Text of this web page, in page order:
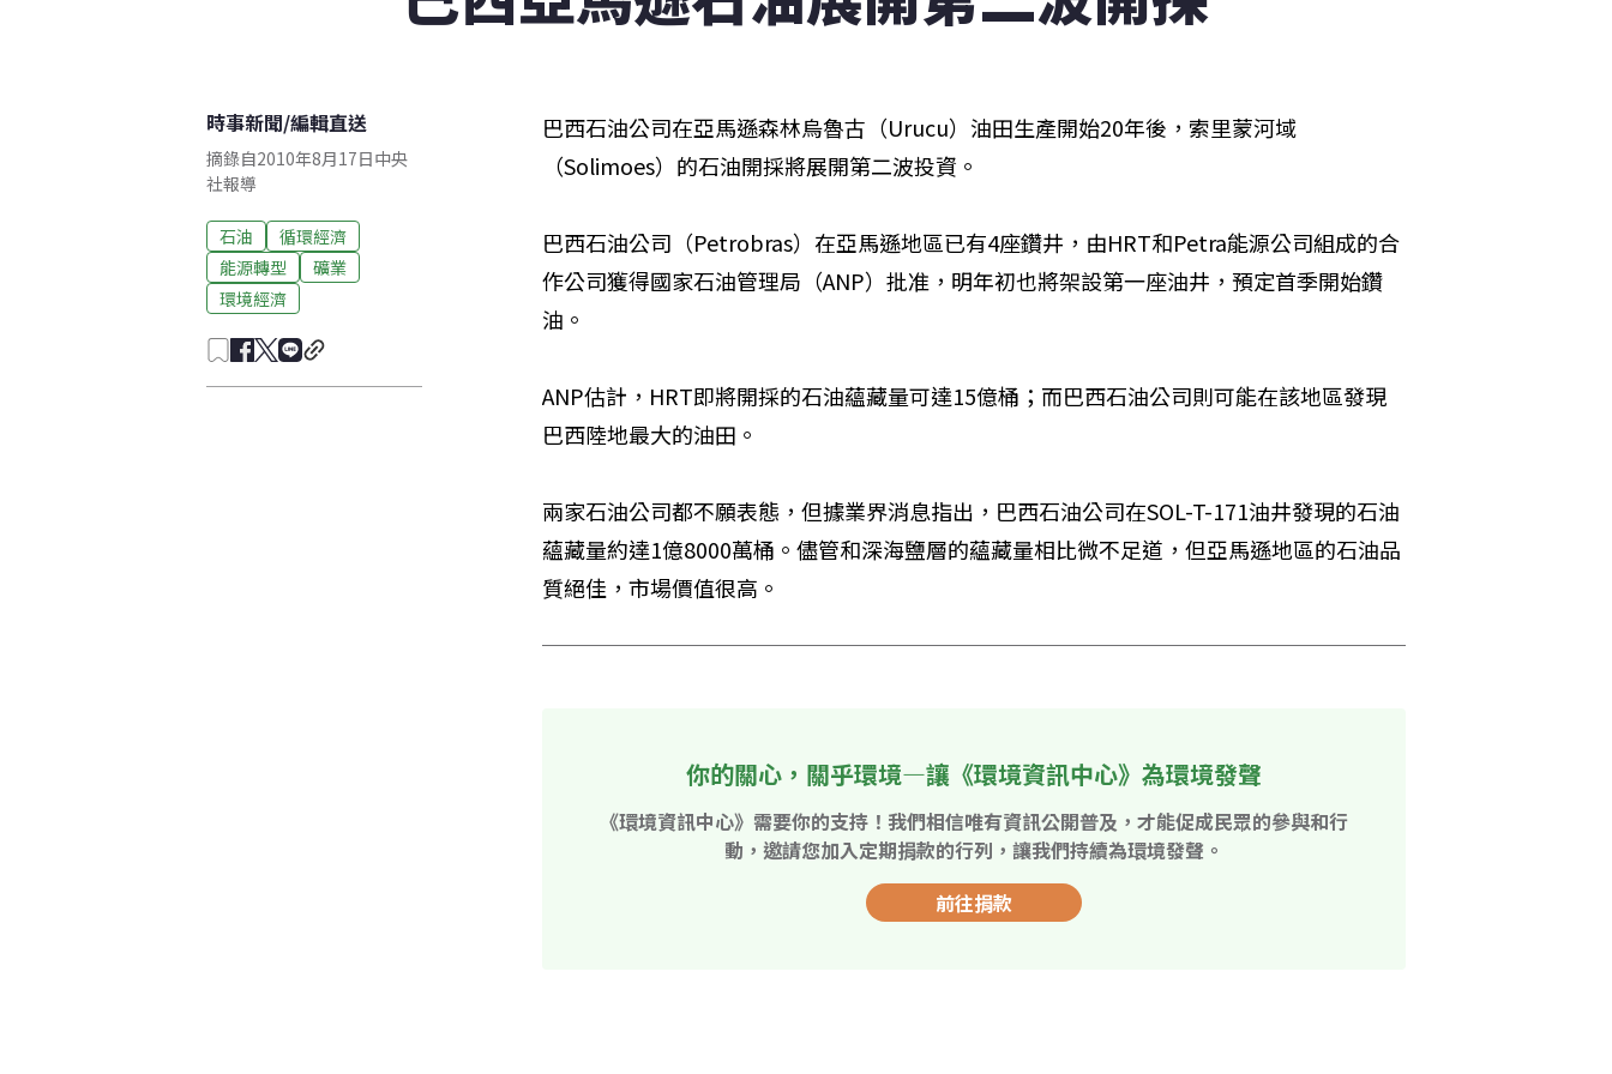
時事新聞/編輯直送
摘錄自2010年8月17日中央
社報導
石油
循環經濟
能源轉型
礦業
環境經濟
巴西石油公司在亞馬遜森林烏魯古（Urucu）油田生產開始20年後，索里蒙河域
（Solimoes）的石油開採將展開第二波投資。
巴西石油公司（Petrobras）在亞馬遜地區已有4座鑽井，由HRT和Petra能源公司組成的合
作公司獲得國家石油管理局（ANP）批准，明年初也將架設第一座油井，預定首季開始鑽
油。
ANP估計，HRT即將開採的石油蘊藏量可達15億桶；而巴西石油公司則可能在該地區發現
巴西陸地最大的油田。
兩家石油公司都不願表態，但據業界消息指出，巴西石油公司在SOL-T-171油井發現的石油
蘊藏量約達1億8000萬桶。儘管和深海鹽層的蘊藏量相比微不足道，但亞馬遜地區的石油品
質絕佳，市場價值很高。
你的關心，關乎環境—讓《環境資訊中心》為環境發聲
《環境資訊中心》需要你的支持！我們相信唯有資訊公開普及，才能促成民眾的參與和行
動，邀請您加入定期捐款的行列，讓我們持續為環境發聲。
前往捐款